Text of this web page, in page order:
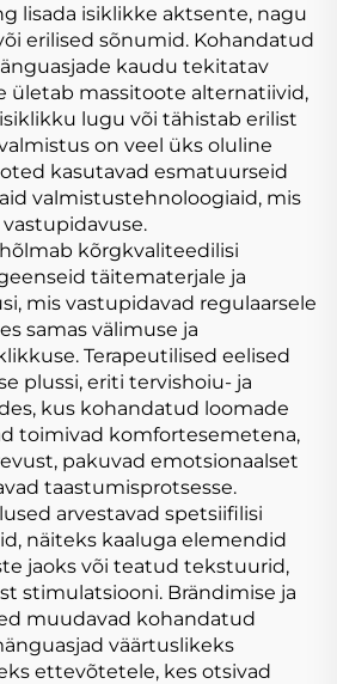
lisada isiklikke aktsente, nagu
erilised sõnumid. Kohandatud
kaudu tekitatav
ületab massitoote alternatiivid,
lugu või tähistab erilist
on veel üks oluline
kasutavad esmatuurseid
valmistustehnoloogiaid, mis
kõrgkvaliteedilisi
täitematerjale ja
mis vastupidavad regulaarsele
samas välimuse ja
Terapeutilised eelised
plussi, eriti tervishoiu- ja
kus kohandatud loomade
toimivad komfortesemetena,
pakuvad emotsionaalset
taastumisprotsesse.
arvestavad spetsiifilisi
näiteks kaaluga elemendid
jaoks või teatud tekstuurid,
stimulatsiooni. Brändimise ja
muudavad kohandatud
väärtuslikeks
ettevõtetele, kes otsivad